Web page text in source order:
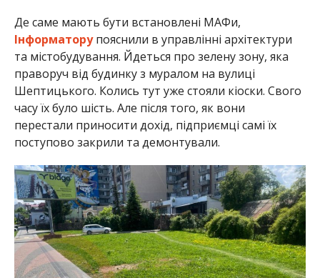
Де саме мають бути встановлені МАФи,
Інформаторупояснили в управлінні архітектури
та містобудування. Йдеться про зелену зону, яка
праворуч від будинку з муралом на вулиці
Шептицького. Колись тут уже стояли кіоски. Свого
часу їх було шість. Але після того, як вони
перестали приносити дохід, підприємці самі їх
поступово закрили та демонтували.